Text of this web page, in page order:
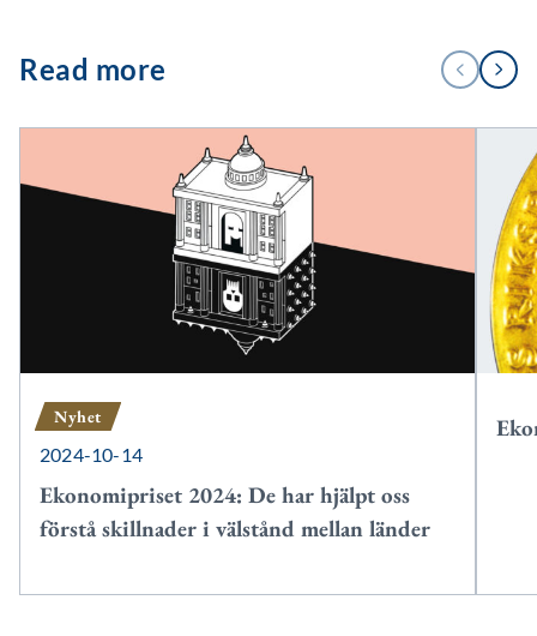
Read more
1
/
FÖREGÅENDE
NÄSTA
Nyhet
2024-10-14
Ekonomipriset 2024: De har hjälpt oss
förstå skillnader i välstånd mellan länder